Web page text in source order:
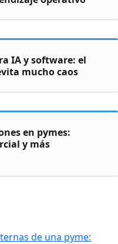
IA y software: el
mucho caos
en pymes:
y más
de una pyme: